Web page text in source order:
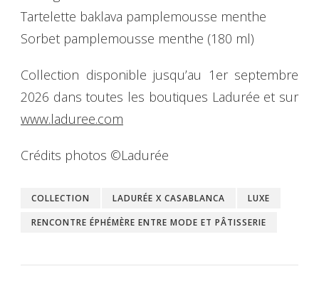
Tartelette baklava pamplemousse menthe
Sorbet pamplemousse menthe (180 ml)
Collection disponible jusqu’au 1er septembre
2026 dans toutes les boutiques Ladurée et sur
www.laduree.com
Crédits photos ©Ladurée
COLLECTION LADURÉE X CASABLANCA
LUXE
RENCONTRE ÉPHÉMÈRE ENTRE MODE ET PÂTISSERIE